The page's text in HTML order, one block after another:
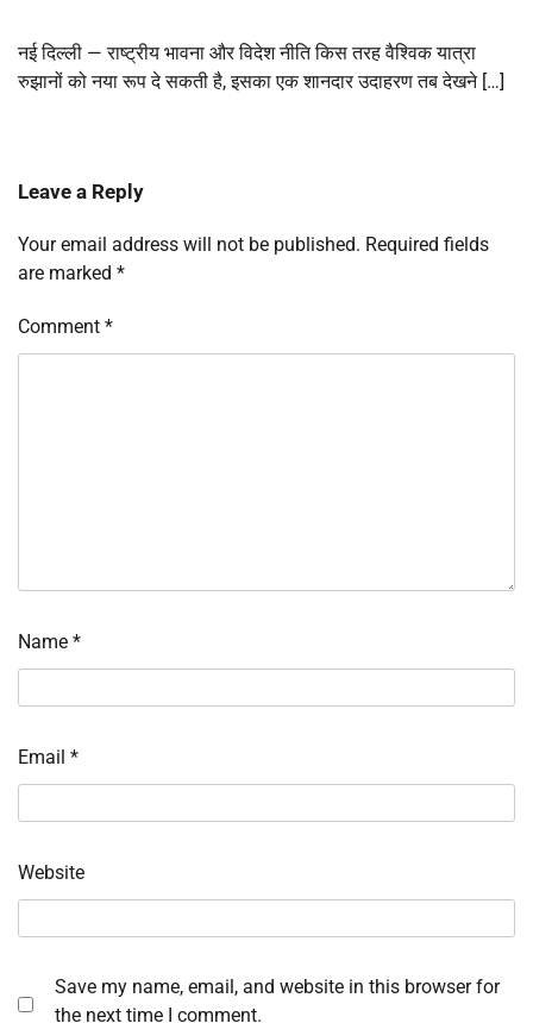
नई दिल्ली — राष्ट्रीय भावना और विदेश नीति किस तरह वैश्विक यात्रा
रुझानों को नया रूप दे सकती है, इसका एक शानदार उदाहरण तब देखने […]
Leave a Reply
Your email address will not be published. Required fields
are marked *
Comment *
Name *
Email *
Website
Save my name, email, and website in this browser for
the next time I comment.